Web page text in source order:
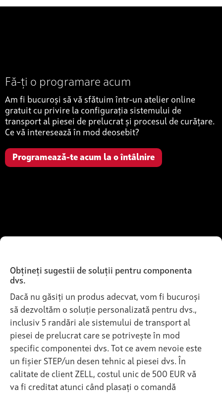
Fă-ți o programare acum
Am fi bucuroși să vă sfătuim într-un atelier online
gratuit cu privire la configurația sistemului de
transport al piesei de prelucrat și procesul de curățare.
Ce vă interesează în mod deosebit?
Programează-te acum la o întâlnire
Obțineți sugestii de soluții pentru componenta
dvs.
Dacă nu găsiți un produs adecvat, vom fi bucuroși
să dezvoltăm o soluție personalizată pentru dvs.,
inclusiv 5 randări ale sistemului de transport al
piesei de prelucrat care se potrivește în mod
specific componentei dvs. Tot ce avem nevoie este
un fișier STEP/un desen tehnic al piesei dvs. În
calitate de client ZELL, costul unic de 500 EUR vă
va fi creditat atunci când plasați o comandă